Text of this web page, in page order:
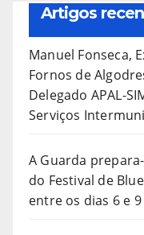
Artigos
Manuel Fonseca,
Fornos de
Delegado APAL-
Serviços
A Guarda
do Festival de
entre os dias 6 e